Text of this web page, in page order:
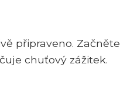
připraveno. Začněte
chuťový zážitek.